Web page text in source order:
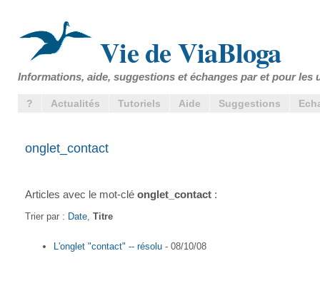
Vie de ViaBloga
Informations, aide, suggestions et échanges par et pour les
? Actualités Tutoriels Aide Suggestions
onglet_contact
Articles avec le mot-clé onglet_contact :
Trier par : Date Titre
L'onglet "contact" -- résolu - 08/10/08